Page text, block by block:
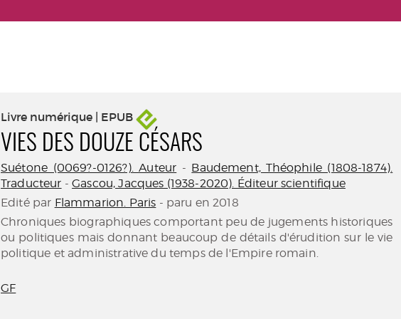
Livre numérique | EPUB
VIES DES DOUZE CÉSARS
Suétone (0069?-0126?). Auteur - Baudement, Théophile (1808-1874).
Traducteur -Gascou, Jacques (1938-2020). Éditeur scientifique
Edité par Flammarion. Paris - paru en 2018
Chroniques biographiques comportant peu de jugements historiques
ou politiques mais donnant beaucoup de détails d'érudition sur le vie
politique et administrative du temps de l'Empire romain.
GF